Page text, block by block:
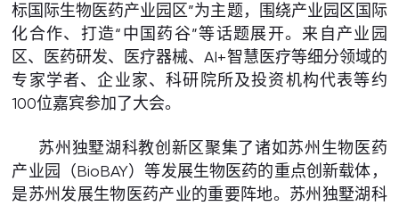
标国际生物医药产业园区”为主题，围绕产业园区国际
化合作、打造“中国药谷”等话题展开。来自产业园
区、医药研发、医疗器械、AI+智慧医疗等细分领域的
专家学者、企业家、科研院所及投资机构代表等约
100位嘉宾参加了大会。
苏州独墅湖科教创新区聚集了诸如苏州生物医药
产业园（BioBAY）等发展生物医药的重点创新载体，
是苏州发展生物医药产业的重要阵地。苏州独墅湖科